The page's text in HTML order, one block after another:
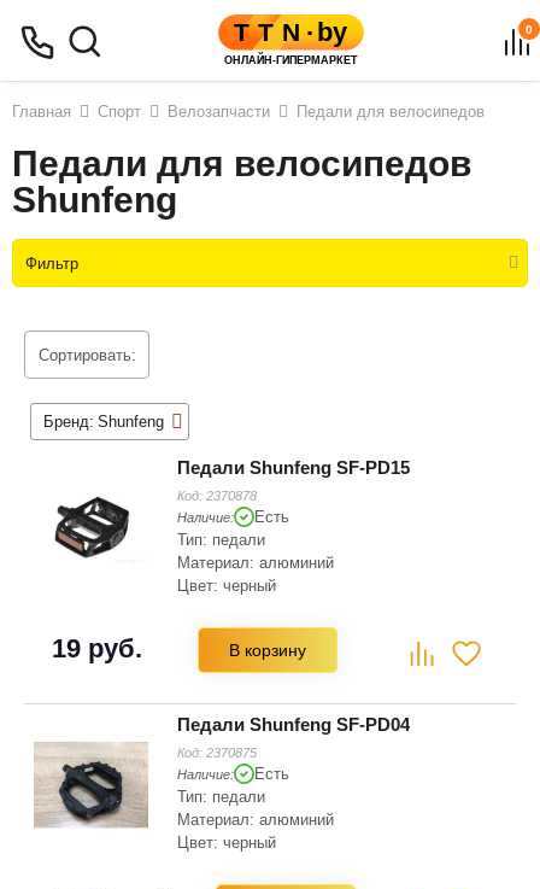
0
Главная Спорт Велозапчасти Педали для велосипедов
Педали для велосипедов
Shunfeng
Фильтр
Сортировать:
Бренд: Shunfeng
Педали Shunfeng SF-PD15
Код: 2370878
Наличие:
Есть
Тип: педали
Материал: алюминий
Цвет: черный
19 руб. В корзину
Педали Shunfeng SF-PD04
Код: 2370875
Наличие:
Есть
Тип: педали
Материал: алюминий
Цвет: черный